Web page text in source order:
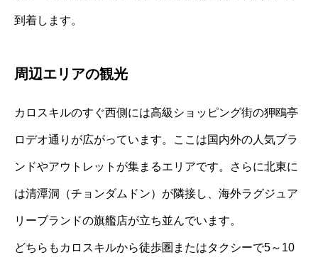
到着します。
周辺エリアの観光
カロスキルのすぐ西側には高級ショッピング街の狎鴎亭
ロデオ通りが広がっています。ここは国内外の人気ブラ
ンドやアウトレットが集まるエリアです。さらに北東に
は清潭洞（チョンダムドン）が隣接し、海外ラグジュア
リーブランドの旗艦店が立ち並んでいます。
どちらもカロスキルから徒歩圏またはタクシーで5～10